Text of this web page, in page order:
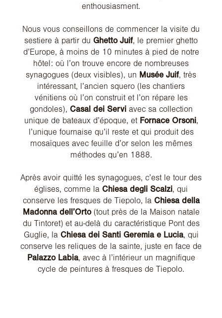
enthousiasment.
Nous vous conseillons de commencer la visite du
sestiere à partir du Ghetto Juif, le premier ghetto
d’Europe, à moins de 10 minutes à pied de notre
hôtel: où l’on trouve encore de nombreuses
synagogues (deux visibles), un Musée Juif, très
intéressant, l’ancien squero (les chantiers
vénitiens où l’on construit et l’on répare les
gondoles), Casal dei Serviavec sa collection
unique de bateaux d’époque, et Fornace Orsoni,
l’unique fournaise qu’il reste et qui produit des
mosaïques avec feuille d’or selon les mêmes
méthodes qu’en 1888.
Après avoir quitté les synagogues, c’est le tour des
églises, comme la Chiesa degli Scalzi, qui
conserve les fresques de Tiepolo, la Chiesa della
Madonna dell’Orto(tout près de la Maison natale
du Tintoret) et au-delà du caractéristique Pont des
Guglie, la Chiesa dei Santi Geremia e Lucia, qui
conserve les reliques de la sainte, juste en face de
Palazzo Labia, avec à l’intérieur un magnifique
cycle de peintures à fresques de Tiepolo.